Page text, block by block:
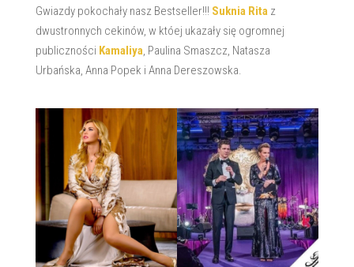
Gwiazdy pokochały nasz Bestseller!!! Suknia Ritaz
dwustronnych cekinów, w któej ukazały się ogromnej
publiczności Kamaliya, Paulina Smaszcz, Natasza
Urbańska, Anna Popek i Anna Dereszowska.